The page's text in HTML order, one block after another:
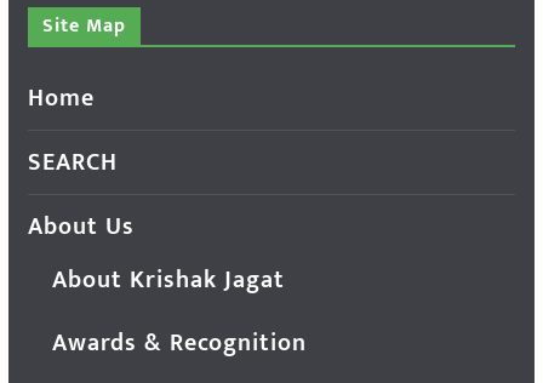
Site Map
Home
SEARCH
About Us
About Krishak Jagat
Awards & Recognition